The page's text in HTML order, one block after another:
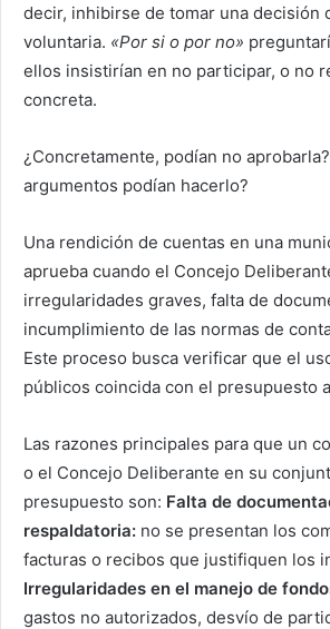
decir, inhibirse de tomar una decisión
voluntaria. «Por si o por no»
ellos insistirían en no participar, o no
concreta.
¿Concretamente, podían no
argumentos podían hacerlo?
Una rendición de cuentas en una
aprueba cuando el Concejo
irregularidades graves, falta de
incumplimiento de las normas de
Este proceso busca verificar que el
públicos coincida con el presupuesto
Las razones principales para que un
o el Concejo Deliberante en su
presupuesto son: Falta de
respaldatoria: no se presentan los
facturas o recibos que justifiquen los
Irregularidades en el manejo de
gastos no autorizados, desvío de